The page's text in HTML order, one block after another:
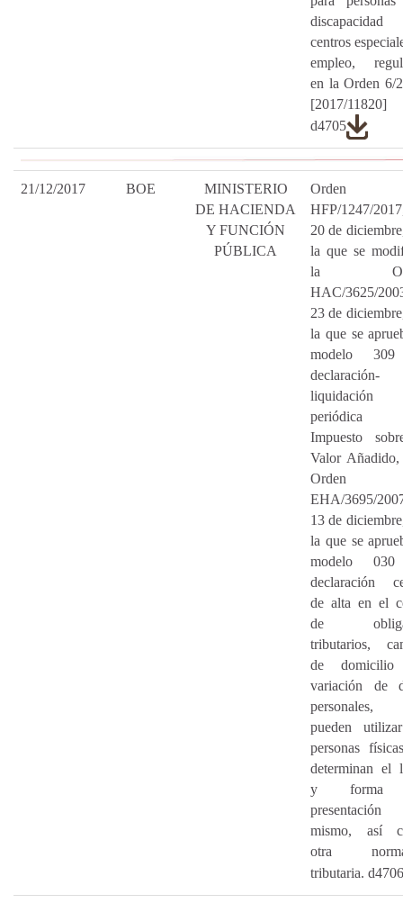
centros
empleo,
en la Orden 6/
[2017/
d4705
21/12/2017 BOE
MINISTERIO
DE HACIENDA
Y FUNCIÓN
PÚBLICA
Orden
HFP/1247/
20 de
la que se
la
HAC/3625/
23 de
la que se
modelo
declaración-
periódica
Impuesto
Valor
Orden
EHA/3695/
13 de
la que se
modelo
declaración
de alta en el
de
tributarios,
de
variación de
personales,
pueden
personas
determinan el
y forma
mismo, así
otra
tributaria. d4706